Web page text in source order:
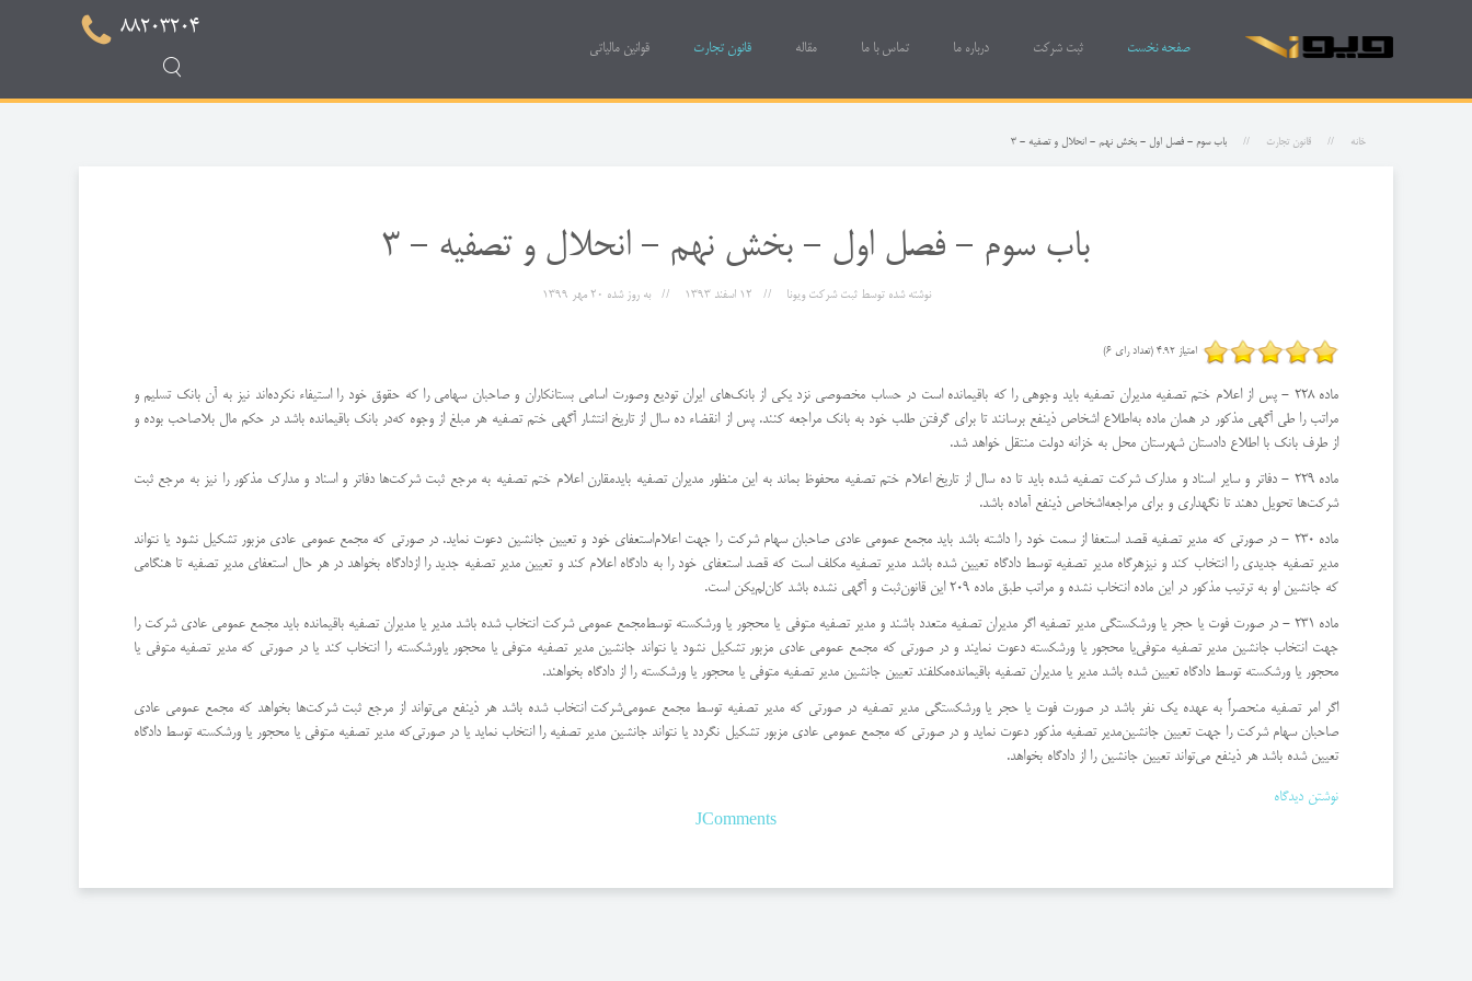
صفحه نخست ثبت شرکت درباره ما تماس با ما مقاله قانون تجارت قوانین مالیاتی
88203204
خانه قانون تجارت باب سوم - فصل اول - بخش نهم - انحلال و تصفیه - 3
باب سوم - فصل اول - بخش نهم - انحلال و تصفیه - 3
نوشته شده توسطثبت شرکت ویونا 12 اسفند 1393 به روز شده 20 مهر 1399
امتیاز 4.92 (تعداد رای 6)
ماده 228 - پس از اعلام ختم تصفیه مدیران تصفیه باید وجوهی را كه باقیمانده است در حساب مخصوصی نزد یكی از بانك‌های ایران تودیع و‌صورت اسامی بستانكاران و صاحبان سهامی را كه حقوق خود را استیفاء نكرده‌اند نیز به آن بانك تسلیم و
مراتب را طی آگهی مذكور در همان ماده به‌اطلاع اشخاص ذینفع برسانند تا برای گرفتن طلب خود به بانك مراجعه كنند. پس از انقضاء ده سال از تاریخ انتشار آگهی ختم تصفیه هر مبلغ از وجوه كه‌در بانك باقیمانده باشد در حكم مال بلاصاحب بوده و
از طرف بانك با اطلاع دادستان شهرستان محل به خزانه دولت منتقل خواهد شد.
ماده 229 - دفاتر و سایر اسناد و مدارك شركت تصفیه شده باید تا ده سال از تاریخ اعلام ختم تصفیه محفوظ بماند به این منظور مدیران تصفیه باید‌مقارن اعلام ختم تصفیه به مرجع ثبت شركت‌ها دفاتر و اسناد و مدارك مذكور را نیز به مرجع ثبت
شركت‌ها تحویل دهند تا نگهداری و برای مراجعه‌اشخاص ذینفع آماده باشد.
ماده 230 - در صورتی كه مدیر تصفیه قصد استعفا از سمت خود را داشته باشد باید مجمع عمومی عادی صاحبان سهام شركت را جهت اعلام‌استعفای خود و تعیین جانشین دعوت نماید. در صورتی كه مجمع عمومی عادی مزبور تشكیل نشود یا نتواند
مدیر تصفیه جدیدی را انتخاب كند و نیز‌هرگاه مدیر تصفیه توسط دادگاه تعیین شده باشد مدیر تصفیه مكلف است كه قصد استعفای خود را به دادگاه اعلام كند و تعیین مدیر تصفیه جدید را از‌دادگاه بخواهد در هر حال استعفای مدیر تصفیه تا هنگامی
كه جانشین او به ترتیب مذكور در این ماده انتخاب نشده و مراتب طبق ماده 209 این قانون‌ثبت و آگهی نشده باشد كان‌لم‌یكن است.
ماده 231 - در صورت فوت یا حجر یا ورشكستگی مدیر تصفیه اگر مدیران تصفیه متعدد باشند و مدیر تصفیه متوفی یا محجور یا ورشكسته توسط‌مجمع عمومی شركت انتخاب شده باشد مدیر یا مدیران تصفیه باقیمانده باید مجمع عمومی عادی شركت را
جهت انتخاب جانشین مدیر تصفیه متوفی‌یا محجور یا ورشكسته دعوت نمایند و در صورتی كه مجمع عمومی عادی مزبور تشكیل نشود یا نتواند جانشین مدیر تصفیه متوفی یا محجور یا‌ورشكسته را انتخاب كند یا در صورتی كه مدیر تصفیه متوفی یا
محجور یا ورشكسته توسط دادگاه تعیین شده باشد مدیر یا مدیران تصفیه باقیمانده‌مكلفند تعیین جانشین مدیر تصفیه متوفی یا محجور یا ورشكسته را از دادگاه بخواهند.
‌اگر امر تصفیه منحصراً به عهده یك نفر باشد در صورت فوت یا حجر یا ورشكستگی مدیر تصفیه در صورتی كه مدیر تصفیه توسط مجمع عمومی‌شركت انتخاب شده باشد هر ذینفع می‌تواند از مرجع ثبت شركت‌ها بخواهد كه مجمع عمومی عادی
صاحبان سهام شركت را جهت تعیین جانشین‌مدیر تصفیه مذكور دعوت نماید و در صورتی كه مجمع عمومی عادی مزبور تشكیل نگردد یا نتواند جانشین مدیر تصفیه را انتخاب نماید یا در صورتی‌كه مدیر تصفیه متوفی یا محجور یا ورشكسته توسط دادگاه
تعیین شده باشد هر ذینفع می‌تواند تعیین جانشین را از دادگاه بخواهد.
نوشتن دیدگاه
JComments